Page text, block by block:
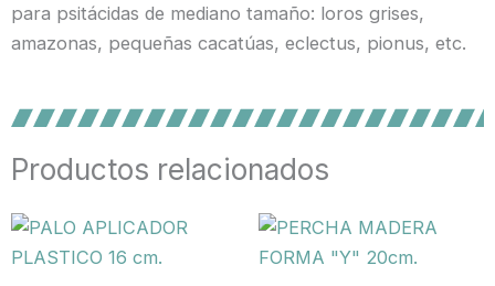
para psitácidas de mediano tamaño: loros grises,
amazonas, pequeñas cacatúas, eclectus, pionus, etc.
Productos relacionados